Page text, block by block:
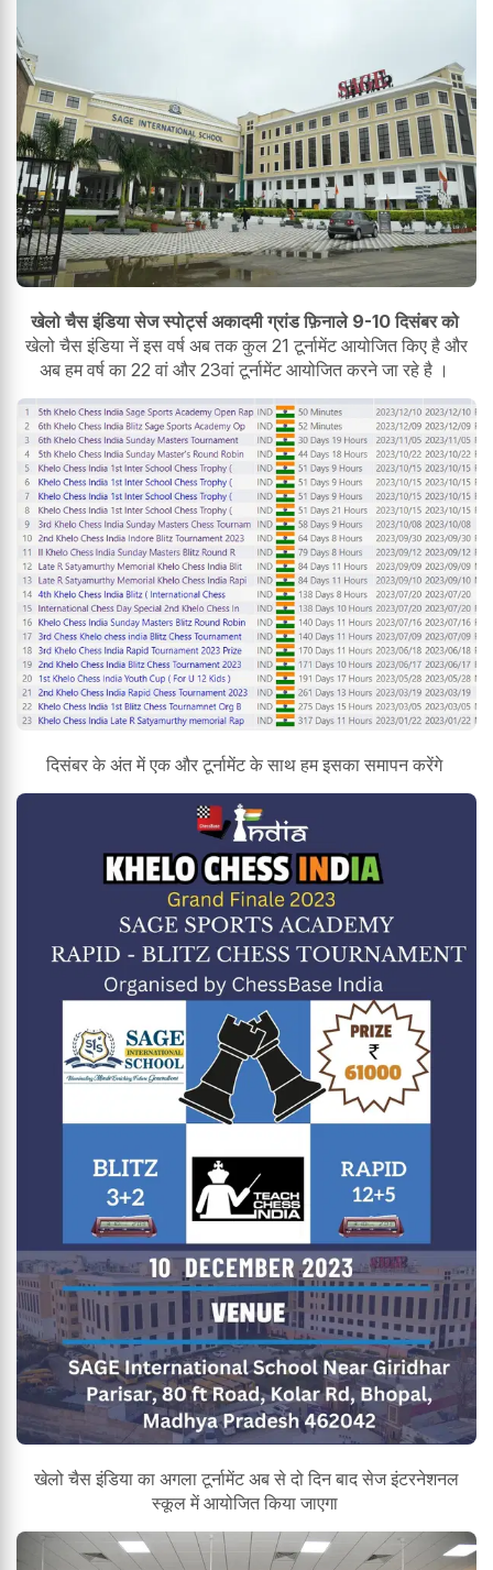
खेलो चैस इंडिया सेज स्पोर्ट्स अकादमी ग्रांड फ़िनाले 9-10 दिसंबर को
खेलो चैस इंडिया नें इस वर्ष अब तक कुल 21 टूर्नामेंट आयोजित किए है और
अब हम वर्ष का 22 वां और 23वां टूर्नामेंट आयोजित करने जा रहे है ।
दिसंबर के अंत में एक और टूर्नामेंट के साथ हम इसका समापन करेंगे
खेलो चैस इंडिया का अगला टूर्नामेंट अब से दो दिन बाद सेज इंटरनेशनल
स्कूल में आयोजित किया जाएगा